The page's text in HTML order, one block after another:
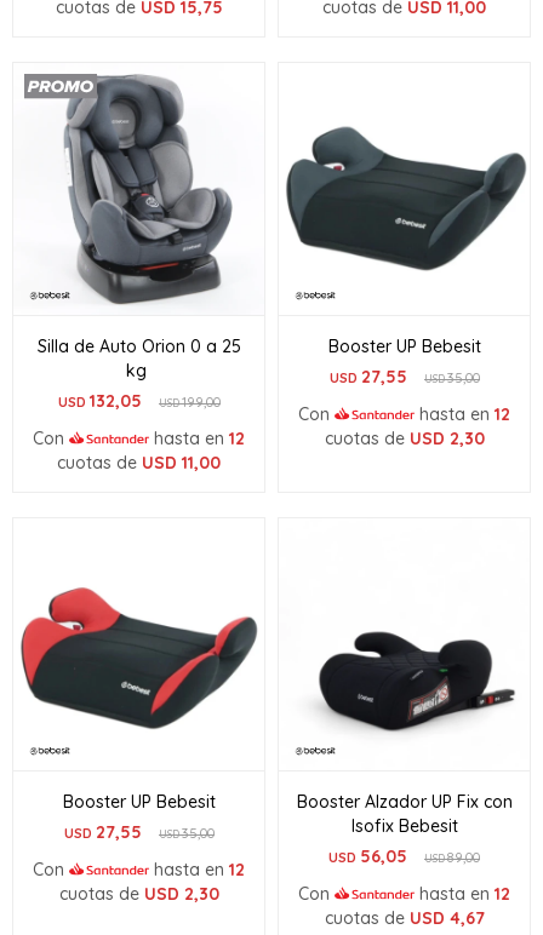
cuotas de USD 15,75
cuotas de USD 11,00
Silla de Auto Orion 0 a 25
kg
USD 132,05 USD199,00
Con hasta en 12
cuotas de USD 11,00
Booster UP Bebesit
USD 27,55 USD35,00
Con hasta en 12
cuotas de USD 2,30
Booster UP Bebesit
USD 27,55 USD35,00
Con hasta en 12
cuotas de USD 2,30
Booster Alzador UP Fix con
Isofix Bebesit
USD 56,05 USD89,00
Con hasta en 12
cuotas de USD 4,67